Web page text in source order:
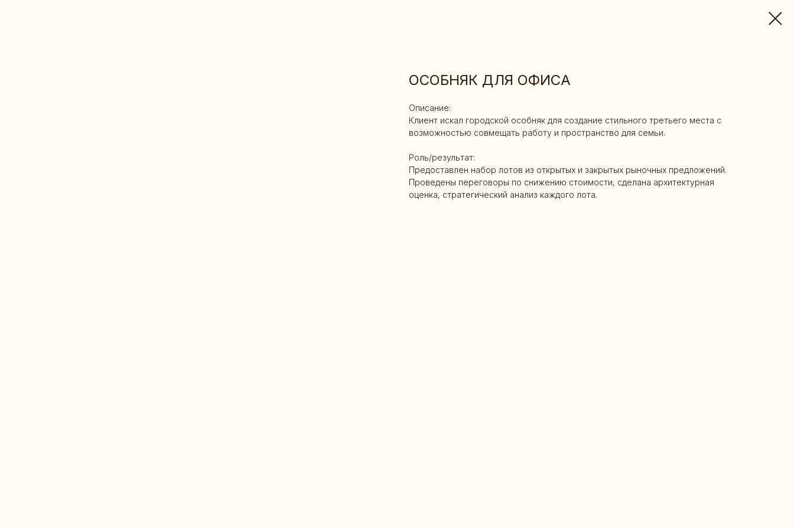
ОСОБНЯК ДЛЯ ОФИСА
Описание:
Клиент искал городской особняк для создание стильного третьего места с
возможностью совмещать работу и пространство для семьи.
Роль/результат:
Предоставлен набор лотов из открытых и закрытых рыночных предложений.
Проведены переговоры по снижению стоимости, сделана архитектурная
оценка, стратегический анализ каждого лота.